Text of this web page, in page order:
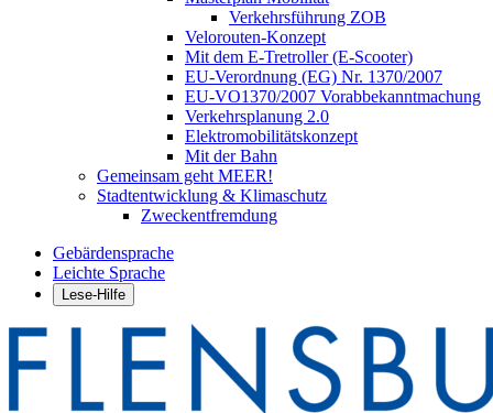
Verkehrsführung ZOB
Velorouten-Konzept
Mit dem E-Tretroller (E-Scooter)
EU-Verordnung (EG) Nr. 1370/2007
EU-VO1370/2007 Vorabbekanntmachung
Verkehrsplanung 2.0
Elektromobilitätskonzept
Mit der Bahn
Gemeinsam geht MEER!
Stadtentwicklung & Klimaschutz
Zweckentfremdung
Gebärdensprache
Leichte Sprache
Lese-Hilfe